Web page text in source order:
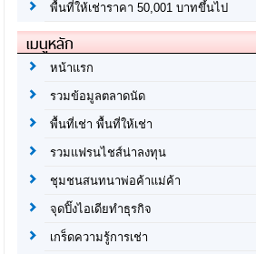
พื้นที่ให้เช่าราคา 50,001 บาทขึ้นไป
เมนูหลัก
หน้าแรก
รวมข้อมูลตลาดนัด
พื้นที่เช่า พื้นที่ให้เช่า
รวมแฟรนไชส์น่าลงทุน
ชุมชนสนทนาพ่อค้าแม่ค้า
จุดปิ๊งไอเดียทำธุรกิจ
เกร็ดความรู้การเช่า